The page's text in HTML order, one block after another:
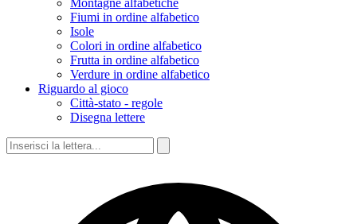
Montagne alfabetiche
Fiumi in ordine alfabetico
Isole
Colori in ordine alfabetico
Frutta in ordine alfabetico
Verdure in ordine alfabetico
Riguardo al gioco
Città-stato - regole
Disegna lettere